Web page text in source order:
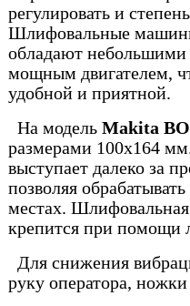
регулировать и
Шлифовальные
обладают
мощным двигателем,
удобной и приятной.
На модель Makita
размерами 100х164
выступает далеко за
позволяя
местах.
крепится при помощи
Для снижения
руку оператора,